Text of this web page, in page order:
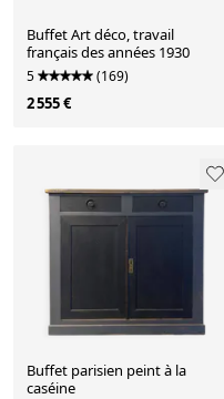
Buffet Art déco, travail
français des années 1930
5 (169)
2 555 €
Buffet parisien peint à la
caséine